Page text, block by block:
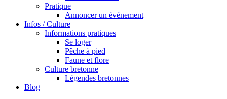
Pratique
Annoncer un événement
Infos / Culture
Informations pratiques
Se loger
Pêche à pied
Faune et flore
Culture bretonne
Légendes bretonnes
Blog